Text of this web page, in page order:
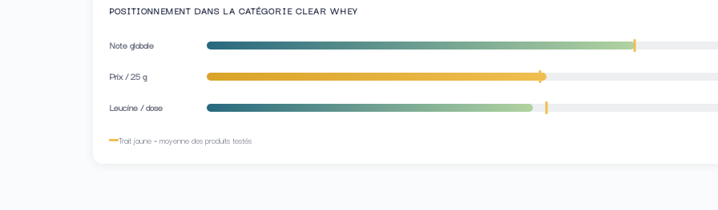
POSITIONNEMENT DANS LA CATÉGORIE CLEAR WHEY
Note globale
Prix / 25 g
Leucine / dose
Trait jaune = moyenne des produits testés